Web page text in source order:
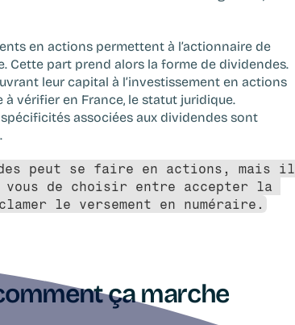
en actions permettent à l’actionnaire de
Cette part prend alors la forme de dividendes.
leur capital à l’investissement en actions
vérifier en France, le statut juridique.
spécificités associées aux dividendes sont
peut se faire en actions, mais il
vous de choisir entre accepter la
le versement en numéraire.
ça marche